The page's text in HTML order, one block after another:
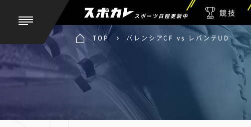
スポーツ日程更新中 競技
TOP バレンシアCF vs レバンテUD